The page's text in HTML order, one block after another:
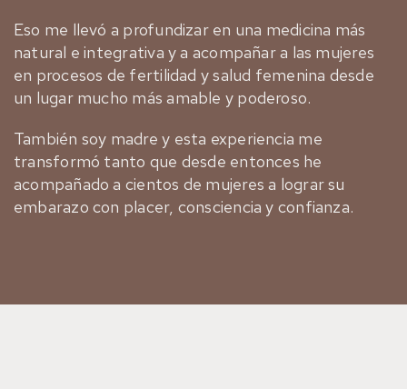
Eso me llevó a profundizar en una medicina más
natural e integrativa y a acompañar a las mujeres
en procesos de fertilidad y salud femenina desde
un lugar mucho más amable y poderoso.
También soy madre y esta experiencia me
transformó tanto que desde entonces he
acompañado a cientos de mujeres a lograr su
embarazo con placer, consciencia y confianza.